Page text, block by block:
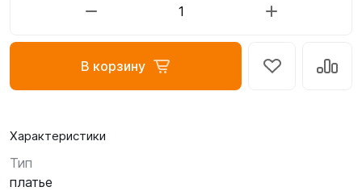
В корзину
Характеристики
Тип
платье